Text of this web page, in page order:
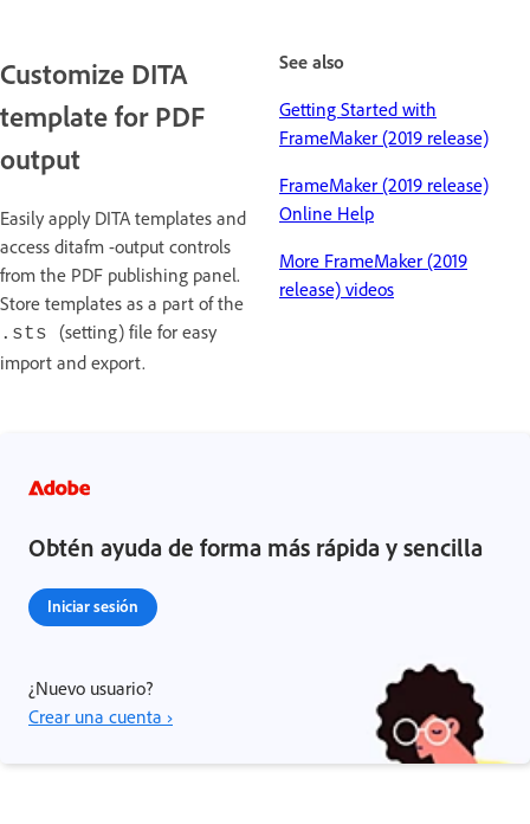
Customize DITA
template for PDF
output
Easily apply DITA templates and
access ditafm -output controls
from the PDF publishing panel.
Store templates as a part of the
.sts (setting) file for easy
import and export.
See also
Getting Started with
FrameMaker (2019 release)
FrameMaker (2019 release)
Online Help
More FrameMaker (2019
release) videos
Obtén ayuda de forma más rápida y sencilla
Iniciar sesión
¿Nuevo usuario?
Crear una cuenta ›